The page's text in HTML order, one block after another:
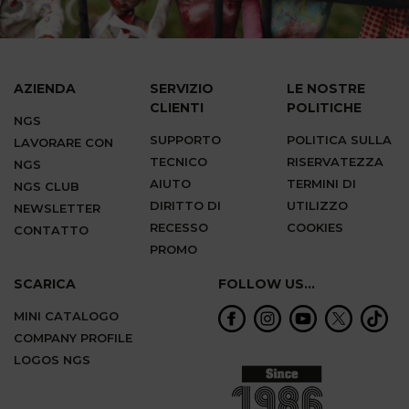
AZIENDA
NGS
LAVORARE CON
NGS
NGS CLUB
NEWSLETTER
CONTATTO
SERVIZIO
CLIENTI
SUPPORTO
TECNICO
AIUTO
DIRITTO DI
RECESSO
PROMO
LE NOSTRE
POLITICHE
POLITICA SULLA
RISERVATEZZA
TERMINI DI
UTILIZZO
COOKIES
SCARICA
MINI CATALOGO
COMPANY PROFILE
LOGOS NGS
FOLLOW US...